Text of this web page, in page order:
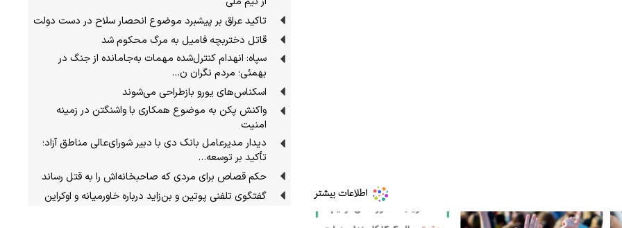
تاکید عراق بر پیشبرد موضوع انحصار سلاح در دست دولت
قاتل دختربچه فامیل به مرگ محکوم شد
سپاه: انهدام کنترل‌شده مهمات به‌جامانده از جنگ در
بهمئی؛ مردم نگران ن…
اسکناس‌های یورو بازطراحی می‌شوند
واکنش پکن به موضوع همکاری با واشنگتن در زمینه
امنیت
دیدار مدیرعامل بانک دی با دبیر شورای‌عالی مناطق آزاد؛
تأکید بر توسعه…
حکم قصاص برای مردی که صاحبخانه‌اش را به قتل رساند
گفتگوی تلفنی پوتین و بن‌زاید درباره خاورمیانه و اوکراین